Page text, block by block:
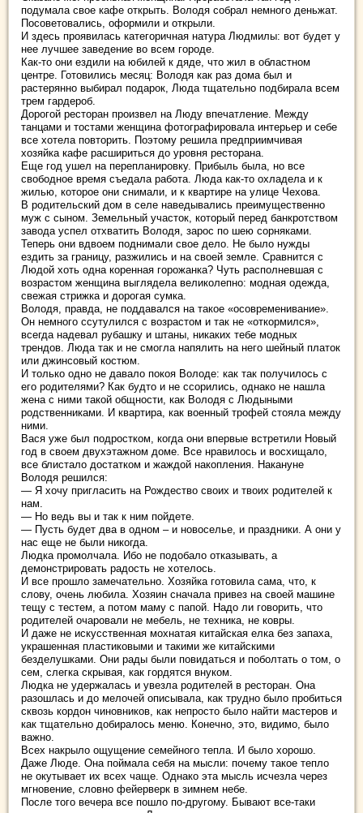
подумала свое кафе открыть. Володя собрал немного деньжат.
Посоветовались, оформили и открыли.
И здесь проявилась категоричная натура Людмилы: вот будет у
нее лучшее заведение во всем городе.
Как-то они ездили на юбилей к дяде, что жил в областном
центре. Готовились месяц: Володя как раз дома был и
растерянно выбирал подарок, Люда тщательно подбирала всем
трем гардероб.
Дорогой ресторан произвел на Люду впечатление. Между
танцами и тостами женщина фотографировала интерьер и себе
все хотела повторить. Поэтому решила предприимчивая
хозяйка кафе расшириться до уровня ресторана.
Еще год ушел на перепланировку. Прибыль была, но все
свободное время съедала работа. Люда как-то охладела и к
жилью, которое они снимали, и к квартире на улице Чехова.
В родительский дом в селе наведывались преимущественно
муж с сыном. Земельный участок, который перед банкротством
завода успел отхватить Володя, зарос по шею сорняками.
Теперь они вдвоем поднимали свое дело. Не было нужды
ездить за границу, разжились и на своей земле. Сравнится с
Людой хоть одна коренная горожанка? Чуть располневшая с
возрастом женщина выглядела великолепно: модная одежда,
свежая стрижка и дорогая сумка.
Володя, правда, не поддавался на такое «осовременивание».
Он немного ссутулился с возрастом и так не «откормился»,
всегда надевал рубашку и штаны, никаких тебе модных
трендов. Люда так и не смогла напялить на него шейный платок
или джинсовый костюм.
И только одно не давало покоя Володе: как так получилось с
его родителями? Как будто и не ссорились, однако не нашла
жена с ними такой общности, как Володя с Людыными
родственниками. И квартира, как военный трофей стояла между
ними.
Вася уже был подростком, когда они впервые встретили Новый
год в своем двухэтажном доме. Все нравилось и восхищало,
все блистало достатком и жаждой накопления. Накануне
Володя решился:
— Я хочу пригласить на Рождество своих и твоих родителей к
нам.
— Но ведь вы и так к ним пойдете.
— Пусть будет два в одном – и новоселье, и праздники. А они у
нас еще не были никогда.
Людка промолчала. Ибо не подобало отказывать, а
демонстрировать радость не хотелось.
И все прошло замечательно. Хозяйка готовила сама, что, к
слову, очень любила. Хозяин сначала привез на своей машине
тещу с тестем, а потом маму с папой. Надо ли говорить, что
родителей очаровали не мебель, не техника, не ковры.
И даже не искусственная мохнатая китайская елка без запаха,
украшенная пластиковыми и такими же китайскими
безделушками. Они рады были повидаться и поболтать о том, о
сем, слегка скрывая, как гордятся внуком.
Людка не удержалась и увезла родителей в ресторан. Она
разошлась и до мелочей описывала, как трудно было пробиться
сквозь кордон чиновников, как непросто было найти мастеров и
как тщательно добиралось меню. Конечно, это, видимо, было
важно.
Всех накрыло ощущение семейного тепла. И было хорошо.
Даже Люде. Она поймала себя на мысли: почему такое тепло
не окутывает их всех чаще. Однако эта мысль исчезла через
мгновение, словно фейерверк в зимнем небе.
После того вечера все пошло по-другому. Бывают все-таки